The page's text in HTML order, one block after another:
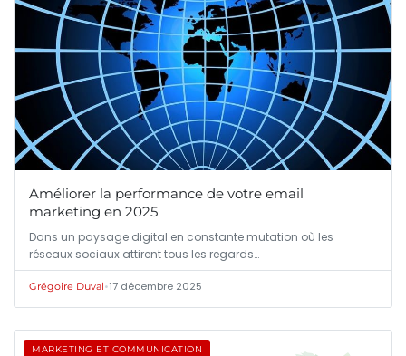
Améliorer la performance de votre email
marketing en 2025
Dans un paysage digital en constante mutation où les
réseaux sociaux attirent tous les regards…
Grégoire Duval•17 décembre 2025
MARKETING ET COMMUNICATION